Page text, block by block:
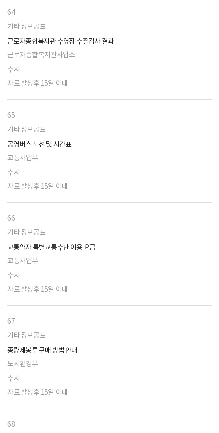
64
기타 정보공표
근로자종합복지관 수영장 수질검사 결과
근로자종합복지관사업소
수시
자료 발생후 15일 이내
65
기타 정보공표
공영버스 노선 및 시간표
교통사업부
수시
자료 발생후 15일 이내
66
기타 정보공표
교통약자 특별교통수단 이용 요금
교통사업부
수시
자료 발생후 15일 이내
67
기타 정보공표
종량제봉투 구매 방법 안내
도시환경부
수시
자료 발생후 15일 이내
68